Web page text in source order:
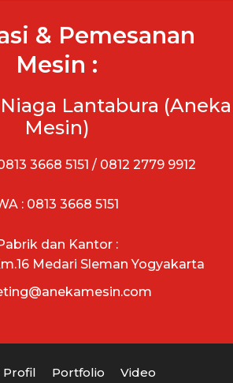
& Pemesanan
Mesin :
Lantabura (Aneka
Mesin)
3668 5151 / 0812 2779 9912
: 0813 3668 5151
dan Kantor :
Medari Sleman Yogyakarta
Profil Portfolio Video